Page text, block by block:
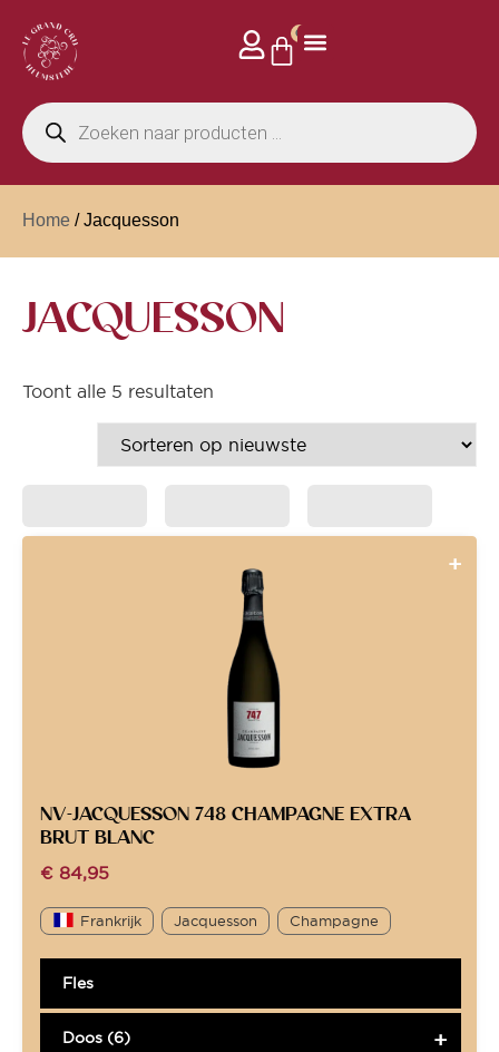
0
Home / Jacquesson
JACQUESSON
Toont alle 5 resultaten
NV-JACQUESSON 748 CHAMPAGNE EXTRA
BRUT BLANC
€ 84,95
Frankrijk Jacquesson Champagne
Fles
Doos (6)